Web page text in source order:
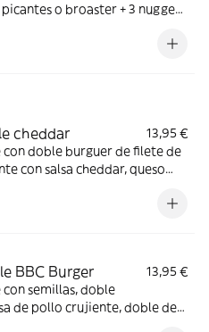
o broaster + 3 nuggets
cheddar
13,95 €
con doble burguer de filete de
con salsa cheddar, queso
BBC Burger
13,95 €
con semillas, doble
de pollo crujiente, doble de